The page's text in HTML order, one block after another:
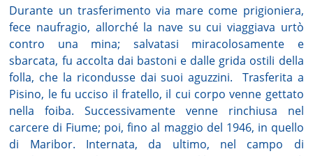
Durante un trasferimento via mare come prigioniera,
fece naufragio, allorché la nave su cui viaggiava urtò
contro una mina; salvatasi miracolosamente e
sbarcata, fu accolta dai bastoni e dalle grida ostili della
folla, che la ricondusse dai suoi aguzzini.
Trasferita a
Pisino, le fu ucciso il fratello, il cui corpo venne gettato
nella foiba. Successivamente venne rinchiusa nel
carcere di Fiume; poi, fino al maggio del 1946, in quello
di Maribor. Internata, da ultimo, nel campo di